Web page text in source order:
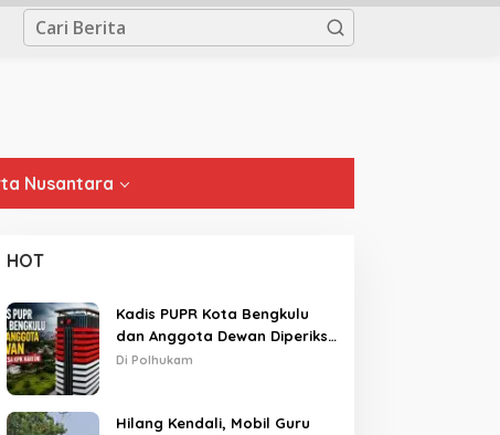
Nusantara
HOT
Kadis PUPR Kota Bengkulu
dan Anggota Dewan Diperiksa
KPK Hari Ini
Di Polhukam
Hilang Kendali, Mobil Guru